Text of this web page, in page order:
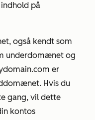
på
også kendt som
underdomænet og
er
Hvis du
gang, vil dette
kontos